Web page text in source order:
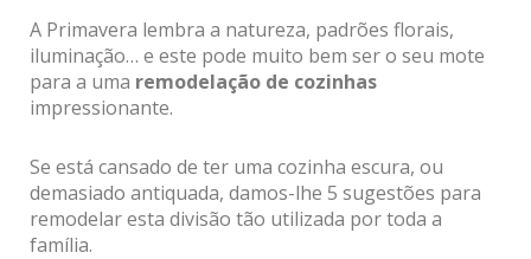
A Primavera lembra a natureza, padrões florais,
iluminação… e este pode muito bem ser o seu mote
para a uma remodelação de cozinhas
impressionante.
Se está cansado de ter uma cozinha escura, ou
demasiado antiquada, damos-lhe 5 sugestões para
remodelar esta divisão tão utilizada por toda a
família.